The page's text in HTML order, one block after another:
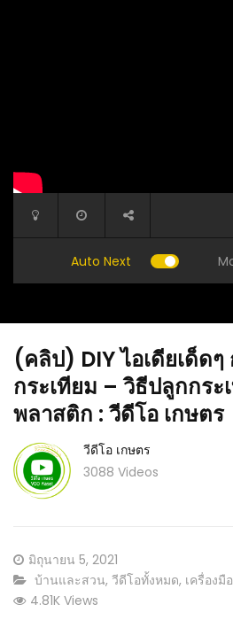
Auto Next
ะบบอค
PVC :
(คลิป) ขวดเดียว ไล่หนู กระรอ
รู้เลยหายเรียบ : วีดีโอ เกษตร
(คลิป) DIY ไอเดียเด็ดๆ
กระเทียม – วิธีปลูกกระ
พลาสติก : วีดีโอ เกษตร
วีดีโอ เกษตร
3088 Videos
Posted
on
มิถุนายน 5, 2021
CATEGORY:
บ้านและสวน, วีดีโอทั้งหมด, เครื่องมื
4.81K Views